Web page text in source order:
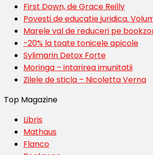
First Down, de Grace Reilly
Povesti de educatie juridica.
Marele val de reduceri pe
-20% la toate tonicele apicole
Sylimarin Detox Forte
Moringa – intarirea imunitatii
Zilele de sticla – Nicoletta Verna
Top Magazine
Libris
Mathaus
Flanco